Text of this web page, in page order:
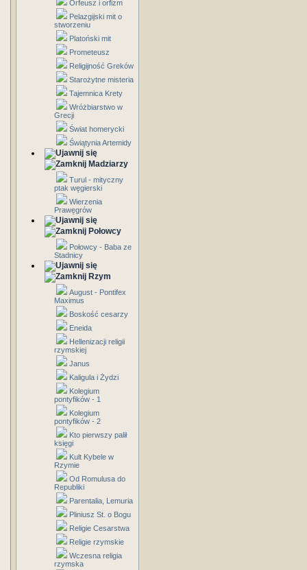
Orfeusz i orfizm
Pelazgijski mit o
stworzeniu
Platoński mit
Prometeusz
Religijność Greków
Starożytne misteria
Tajemnica Krety
Wróżbiarstwo w
Grecji
Świat homerycki
Świątynia Artemidy
Madziarzy
Turul - mityczny
ptak węgierski
Wierzenia
Prawęgrów
Połowcy
Połowcy - Baba ze
Stadnicy
Rzym
August - Pontifex
Maximus
Boskość cesarzy
Eneida
Hellenizacji religii
rzymskiej
Janus
Kaligula i Żydzi
Kolegium
pontyfików - 1
Kolegium
pontyfików - 2
Kto pierwszy palił
księgi
Kult Kybele w
Rzymie
Od Romulusa do
Republiki
Parentalia, Lemuria
Pliniusz St. o Bogu
Religie Cesarstwa
Religie rzymskie
Wczesna religia
rzymska